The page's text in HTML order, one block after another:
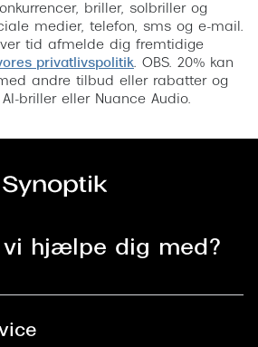
briller, solbriller og
medier, telefon, sms og e-mail.
tid afmelde dig fremtidige
privatlivspolitik. OBS. 20% kan
andre tilbud eller rabatter og
briller eller Nuance Audio.
vi hjælpe dig med?